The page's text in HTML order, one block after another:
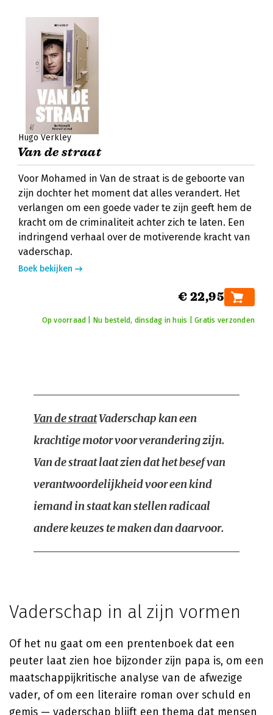
Hugo Verkley
Van de straat
Voor Mohamed in Van de straat is de geboorte van
zijn dochter het moment dat alles verandert. Het
verlangen om een goede vader te zijn geeft hem de
kracht om de criminaliteit achter zich te laten. Een
indringend verhaal over de motiverende kracht van
vaderschap.
Boek bekijken
€ 22,95
Op voorraad | Nu besteld, dinsdag in huis | Gratis verzonden
Van de straatVaderschap kan een
krachtige motor voor verandering zijn.
Van de straat laat zien dat het besef van
verantwoordelijkheid voor een kind
iemand in staat kan stellen radicaal
andere keuzes te maken dan daarvoor.
Vaderschap in al zijn vormen
Of het nu gaat om een prentenboek dat een
peuter laat zien hoe bijzonder zijn papa is, om een
maatschappijkritische analyse van de afwezige
vader, of om een literaire roman over schuld en
gemis — vaderschap blijft een thema dat mensen